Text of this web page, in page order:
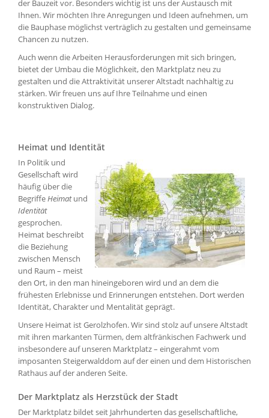
der Bauzeit vor. Besonders wichtig ist uns der Austausch mit
Ihnen. Wir möchten Ihre Anregungen und Ideen aufnehmen, um
die Bauphase möglichst verträglich zu gestalten und gemeinsame
Chancen zu nutzen.
Auch wenn die Arbeiten Herausforderungen mit sich bringen,
bietet der Umbau die Möglichkeit, den Marktplatz neu zu
gestalten und die Attraktivität unserer Altstadt nachhaltig zu
stärken. Wir freuen uns auf Ihre Teilnahme und einen
konstruktiven Dialog.
Heimat und Identität
In Politik und
Gesellschaft wird
häufig über die
BegriffeHeimatund
Identität
gesprochen.
Heimat beschreibt
die Beziehung
zwischen Mensch
und Raum – meist
den Ort, in den man hineingeboren wird und an dem die
frühesten Erlebnisse und Erinnerungen entstehen. Dort werden
Identität, Charakter und Mentalität geprägt.
Unsere Heimat ist Gerolzhofen. Wir sind stolz auf unsere Altstadt
mit ihren markanten Türmen, dem altfränkischen Fachwerk und
insbesondere auf unseren Marktplatz – eingerahmt vom
imposanten Steigerwalddom auf der einen und dem Historischen
Rathaus auf der anderen Seite.
Der Marktplatz als Herzstück der Stadt
Der Marktplatz bildet seit Jahrhunderten das gesellschaftliche,